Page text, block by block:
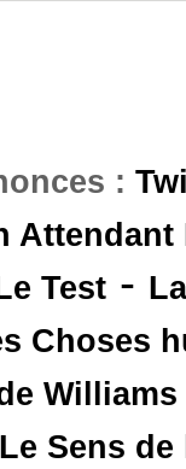
:
Test -
Choses
Williams
Le Sens